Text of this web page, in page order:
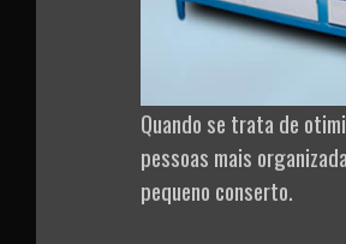
Quando se trata de
pessoas mais
pequeno conserto.